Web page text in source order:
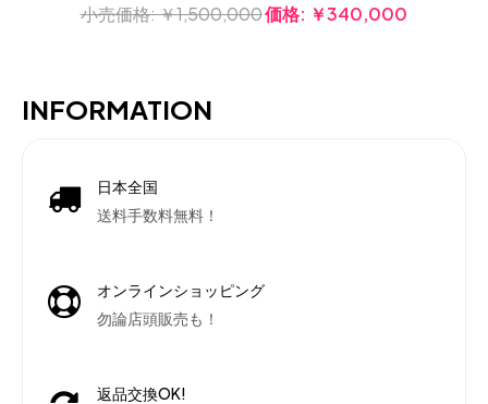
小売価格:￥1,500,000価格: ￥340,000
INFORMATION
日本全国
送料手数料無料！
オンラインショッピング
勿論店頭販売も！
返品交換OK!